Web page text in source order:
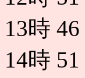
13時 46
14時 51